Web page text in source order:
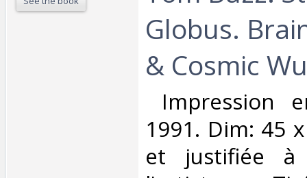
Globus.
& Cosmic
Impression
1991. Dim: 45
et justifiée